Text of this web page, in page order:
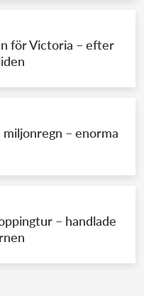
för Victoria – efter
– enorma
– handlade